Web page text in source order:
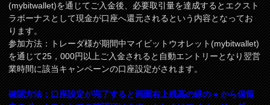
(mybitwallet)を通じてご入金後、必要取引量を達成するとエクスト
ラボーナスとして現金が口座へ還元されるという内容となってお
ります。
参加方法：トレーダ様が期間中マイビットウオレット(mybitwallet)
を通じて25，000円以上ご入金されると自動エントリーとなり翌営
業時間に該当キャンペーンの口座設定がされます。
確認方法：口座設定が完了すると画面右上残高の緑の ● から保留